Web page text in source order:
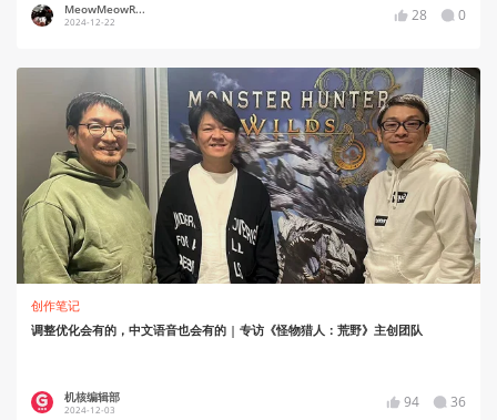
MeowMeowR...
2024-12-22 28 0
创作笔记
调整优化会有的，中文语音也会有的 | 专访《怪物猎人：荒野》主创团队
机核编辑部
2024-12-03 94 36